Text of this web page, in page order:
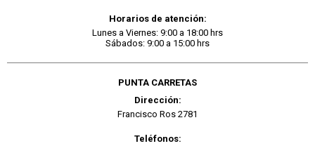
Horarios de atención:
Lunes a Viernes: 9:00 a 18:00 hrs
Sábados: 9:00 a 15:00 hrs
PUNTA CARRETAS
Dirección:
Francisco Ros 2781
Teléfonos: